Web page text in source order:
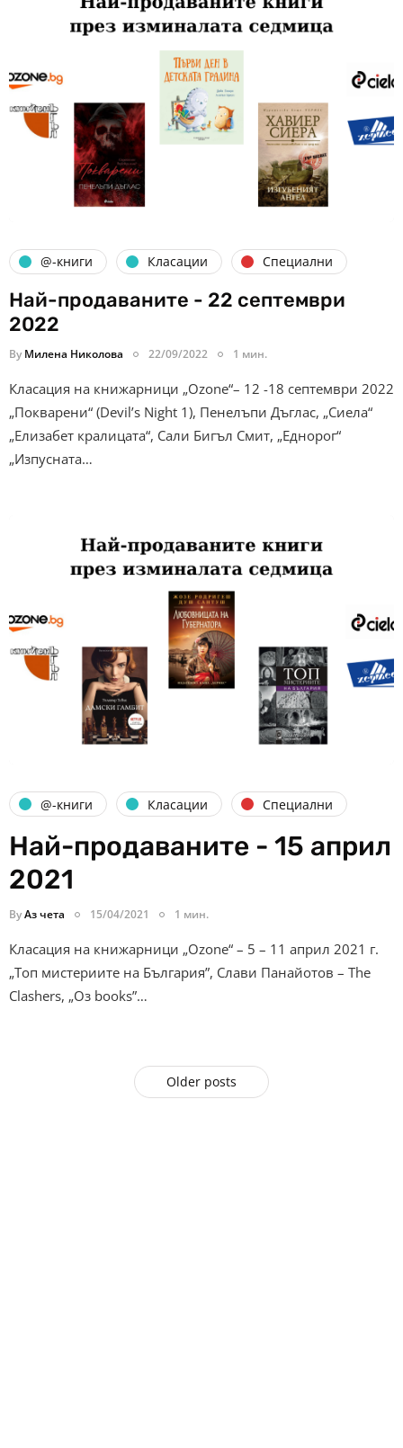
@-книги Класации Специални
Най-продаваните - 22 септември
2022
By Милена Николова 22/09/2022 1 мин.
Класация на книжарници „Ozone“– 12 -18 септември 2022
„Покварени“ (Devil’s Night 1), Пенелъпи Дъглас, „Сиела“
„Елизабет кралицата“, Сали Бигъл Смит, „Еднорог“
„Изпусната…
@-книги Класации Специални
Най-продаваните - 15 април
2021
ByАз чета 15/04/2021 1 мин.
Класация на книжарници „Ozone“ – 5 – 11 април 2021 г.
„Топ мистериите на България”, Слави Панайотов – The
Clashers, „Оз books”…
Older posts